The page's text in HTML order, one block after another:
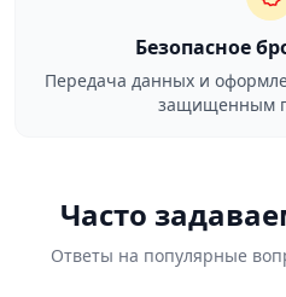
Безопасное
Передача данных и
защищенным
Часто
Ответы на популярные